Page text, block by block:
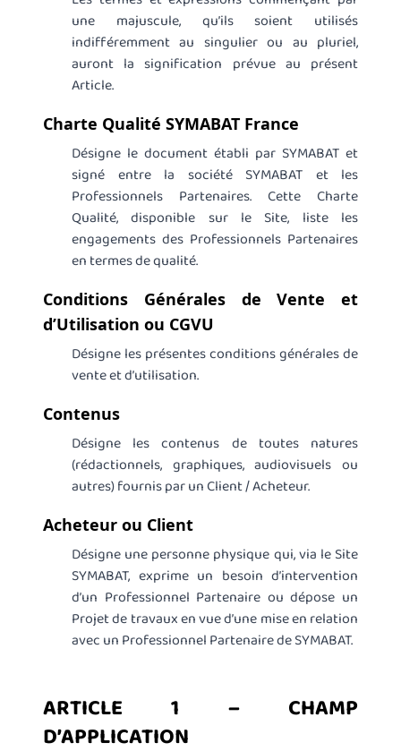
une majuscule, qu’ils soient utilisés
indifféremment au singulier ou au pluriel,
auront la signification prévue au présent
Article.
Charte Qualité SYMABAT France
Désigne le document établi par SYMABAT et
signé entre la société SYMABAT et les
Professionnels Partenaires. Cette Charte
Qualité, disponible sur le Site, liste les
engagements des Professionnels Partenaires
en termes de qualité.
Conditions Générales de Vente et
d’Utilisation ou CGVU
Désigne les présentes conditions générales de
vente et d’utilisation.
Contenus
Désigne les contenus de toutes natures
(rédactionnels, graphiques, audiovisuels ou
autres) fournis par un Client / Acheteur.
Acheteur ou Client
Désigne une personne physique qui, via le Site
SYMABAT, exprime un besoin d’intervention
d’un Professionnel Partenaire ou dépose un
Projet de travaux en vue d’une mise en relation
avec un Professionnel Partenaire de SYMABAT.
ARTICLE 1 – CHAMP
D’APPLICATION